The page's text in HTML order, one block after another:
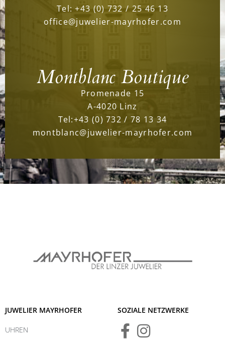
Tel:+43 (0) 732 / 25 46 13
office@juwelier-mayrhofer.com
Montblanc Boutique
Promenade 15
A-4020 Linz
Tel:+43 (0) 732 / 78 13 34
montblanc@juwelier-mayrhofer.com
JUWELIER MAYRHOFER
UHREN
SOZIALE NETZWERKE